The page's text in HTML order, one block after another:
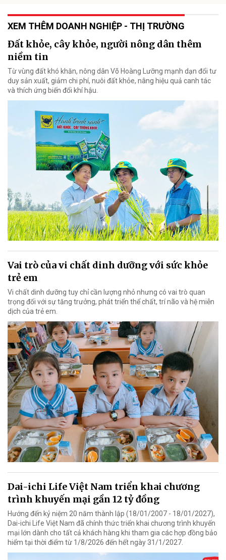
XEM THÊM DOANH NGHIỆP - THỊ TRƯỜNG
Đất khỏe, cây khỏe, người nông dân thêm
niềm tin
Từ vùng đất khó khăn, nông dân Võ Hoàng Lưỡng mạnh dạn đổi tư
duy sản xuất, giảm chi phí, nuôi đất khỏe, nâng hiệu quả canh tác
và thích ứng biến đổi khí hậu.
Vai trò của vi chất dinh dưỡng với sức khỏe
trẻ em
Vi chất dinh dưỡng tuy chỉ cần lượng nhỏ nhưng có vai trò quan
trọng đối với sự tăng trưởng, phát triển thể chất, trí não và hệ miễn
dịch của trẻ em.
Dai-ichi Life Việt Nam triển khai chương
trình khuyến mại gần 12 tỷ đồng
Hướng đến kỷ niệm 20 năm thành lập (18/01/2007 - 18/01/2027),
Dai-ichi Life Việt Nam đã chính thức triển khai chương trình khuyến
mại lớn dành cho tất cả khách hàng khi tham gia các hợp đồng bảo
hiểm tại thời điểm từ 1/8/2026 đến hết ngày 31/1/2027.